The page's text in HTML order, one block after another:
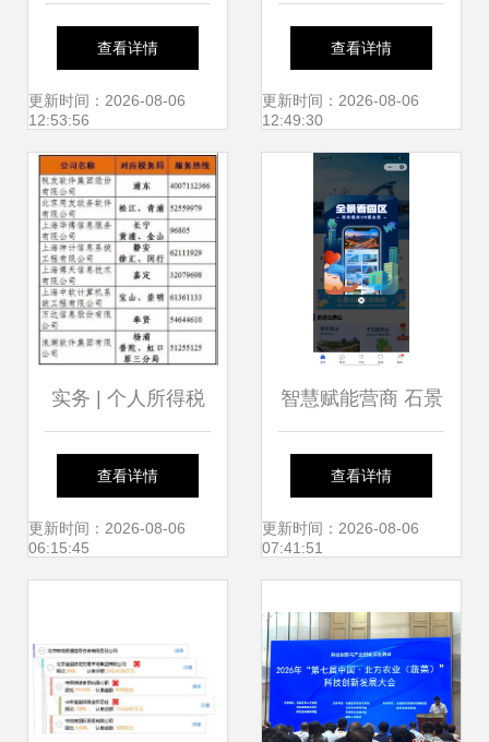
争 中美博弈的关键
战场
查看详情
更新时间：2026-08-06
12:53:56
探启动新篇章 入围
工信部智能制造示
范工厂
查看详情
更新时间：2026-08-06
12:49:30
实务 | 个人所得税
系统升级！操作说
明看过来 —— 北
务
查看详情
更新时间：2026-08-06
06:15:45
智慧赋能营商 石景
山升级招商小程序
重构企业服务新模
查看详情
更新时间：2026-08-06
07:41:51